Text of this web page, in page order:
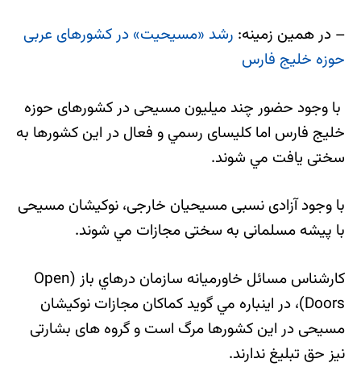
– در همین زمینه: رشد «مسیحیت» در کشورهای عربی
حوزه خلیج فارس
با وجود حضور چند ميليون مسيحی در كشورهای حوزه
خليج فارس اما كليسای رسمي و فعال در اين كشورها به
سختی يافت مي شوند.
با وجود آزادی نسبی مسيحيان خارجی، نوكيشان مسيحی
با پيشه مسلمانی به سختی مجازات مي شوند.
كارشناس مسائل خاورميانه سازمان درهاي باز (Open
Doors)، در اينباره مي گويد كماكان مجازات نوكيشان
مسيحی در اين كشورها مرگ است و گروه های بشارتی
نيز حق تبليغ ندارند.